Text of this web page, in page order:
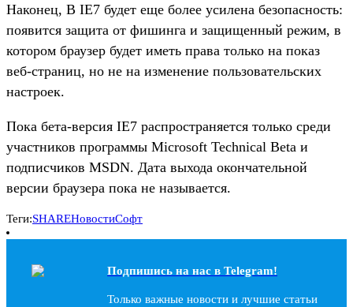
Наконец, В IE7 будет еще более усилена безопасность:
появится защита от фишинга и защищенный режим, в
котором браузер будет иметь права только на показ
веб-страниц, но не на изменение пользовательских
настроек.
Пока бета-версия IE7 распространяется только среди
участников программы Microsoft Technical Beta и
подписчиков MSDN. Дата выхода окончательной
версии браузера пока не называется.
Теги:SHAREНовостиСофт
Подпишись на наc в Telegram!
Только важные новости и лучшие статьи